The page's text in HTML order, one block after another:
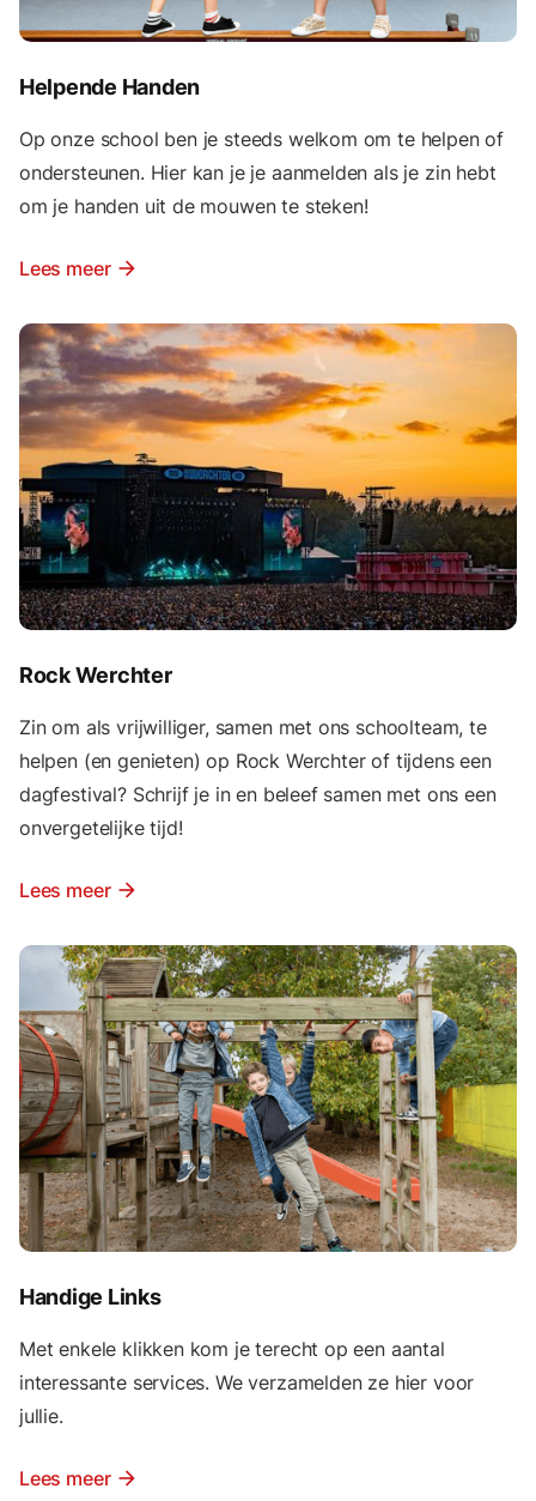
Helpende Handen
Op onze school ben je steeds welkom om te helpen of
ondersteunen. Hier kan je je aanmelden als je zin hebt
om je handen uit de mouwen te steken!
Lees meer arrow_forward
Rock Werchter
Zin om als vrijwilliger, samen met ons schoolteam, te
helpen (en genieten) op Rock Werchter of tijdens een
dagfestival? Schrijf je in en beleef samen met ons een
onvergetelijke tijd!
Lees meer arrow_forward
Handige Links
Met enkele klikken kom je terecht op een aantal
interessante services. We verzamelden ze hier voor
jullie.
Lees meer arrow_forward